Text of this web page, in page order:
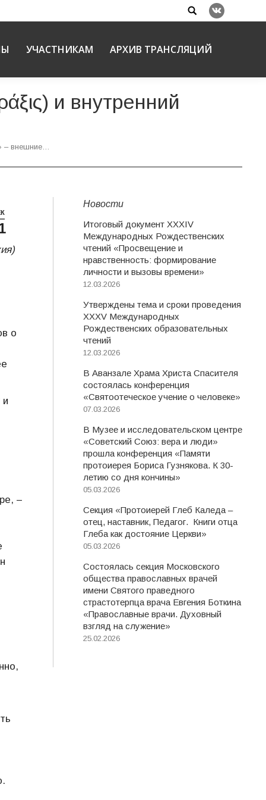
Search:
Вконтакте
УЧАСТНИКАМ АРХИВ ТРАНСЛЯЦИЙ
и внутренний
– внешние…
о
и
–
Новости
Итоговый документ XXХIV
Международных Рождественских
чтений «Просвещение и
нравственность: формирование
личности и вызовы времени»
12.03.2026
Утверждены тема и сроки проведения
XXXV Международных
Рождественских образовательных
чтений
12.03.2026
В Аванзале Храма Христа Спасителя
состоялась конференция
«Святоотеческое учение о человеке»
07.03.2026
В Музее и исследовательском центре
«Советский Союз: вера и люди»
прошла конференция «Памяти
протоиерея Бориса Гузнякова. К 30-
летию со дня кончины»
05.03.2026
Секция «Протоиерей Глеб Каледа –
отец, наставник, Педагог. Книги отца
Глеба как достояние Церкви»
05.03.2026
Состоялась секция Московского
общества православных врачей
имени Святого праведного
страстотерпца врача Евгения Боткина
«Православные врачи. Духовный
взгляд на служение»
25.02.2026